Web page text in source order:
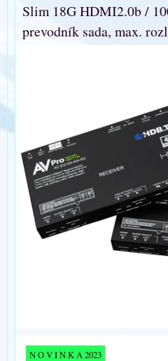
Slim 18G HDMI2.0b /
prevodník sada, max.
N O V I N K A 2023